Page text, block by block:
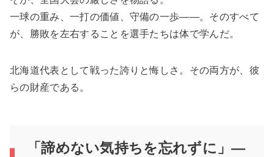
一球の重み、一打の価値、守備の一歩――。そのすべて
が、勝敗を左右することを選手たちは体で学んだ。
北海道代表として戦った誇りと悔しさ。その両方が、彼
らの財産である。
「諦めない気持ちを忘れずに」―